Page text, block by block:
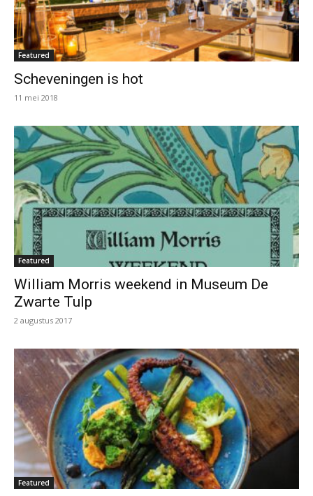
Featured
Scheveningen is hot
11 mei 2018
Featured
William Morris weekend in Museum De
Zwarte Tulp
2 augustus 2017
Featured